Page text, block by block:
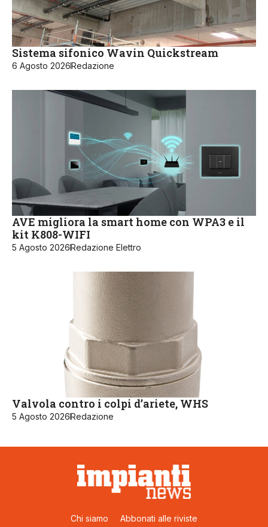
Sistema sifonico Wavin Quickstream
6 Agosto 2026Redazione
AVE migliora la smart home con WPA3 e il
kit K808-WIFI
5 Agosto 2026Redazione Elettro
Valvola contro i colpi d’ariete, WHS
5 Agosto 2026Redazione
Chi siamo Abbonati alle riviste